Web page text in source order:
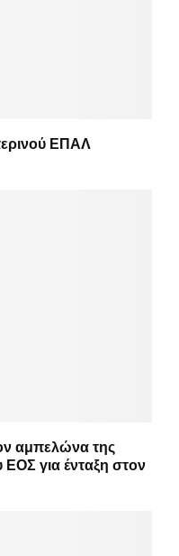
ΕΠΑΛ
αμπελώνα της
ΕΟΣ για ένταξη στον